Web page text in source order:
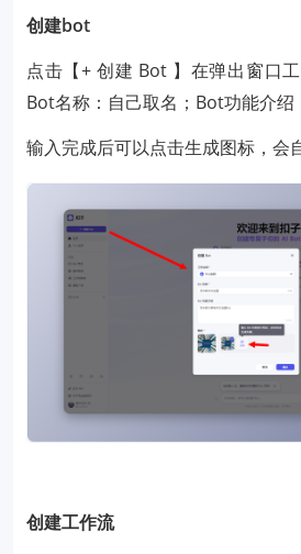
创建bot
点击【+ 创建 Bot 】在弹出窗口
Bot名称：自己取名；Bot功能介绍
输入完成后可以点击生成图标，会
创建工作流